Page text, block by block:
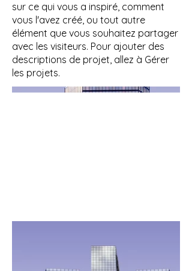
sur ce qui vous a inspiré, comment
vous l'avez créé, ou tout autre
élément que vous souhaitez partager
avec les visiteurs. Pour ajouter des
descriptions de projet, allez à Gérer
les projets.